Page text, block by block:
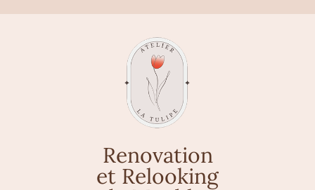
Renovation
et Relooking